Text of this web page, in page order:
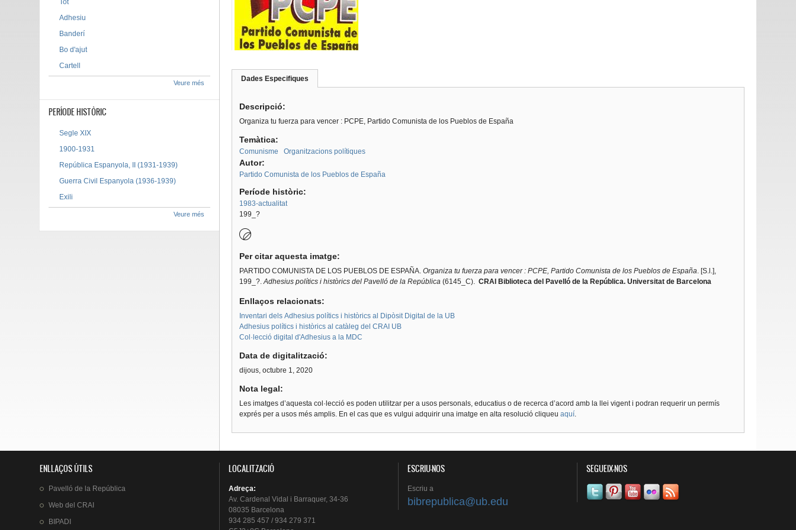
Dades Especifiques
activa)
Descripció:
Organiza tu fuerza para vencer : PCPE, Partido Comunista de los Pueblos de España
Temàtica:
Comunisme Organitzacions polítiques
Autor:
Partido Comunista de los Pueblos de España
Període històric:
1983-actualitat
199_?
Per citar aquesta imatge:
PARTIDO COMUNISTA DE LOS PUEBLOS DE ESPAÑA.Organiza tu fuerza para vencer : PCPE, Partido Comunista de los Pueblos de España. [S.l.],
199_?.Adhesius polítics i històrics del Pavelló de la República(6145_C). CRAI Biblioteca del Pavelló de la República. Universitat de Barcelona
Enllaços relacionats:
Inventari dels Adhesius polítics i històrics al Dipòsit Digital de la UB
Adhesius polítics i històrics al catàleg del CRAI UB
Col·lecció digital d'Adhesius a la MDC
Data de digitalització:
dijous, octubre 1, 2020
Nota legal:
Les imatges d’aquesta col·lecció es poden utilitzar per a usos personals, educatius o de recerca d’acord amb la llei vigent i podran requerir un permís
exprés per a usos més amplis. En el cas que es vulgui adquirir una imatge en alta resolució cliqueu aquí.
Tot
Adhesiu
Banderí
Bo d'ajut
Cartell
Veure més
PERÍODE HISTÒRIC
Segle XIX
1900-1931
República Espanyola, II (1931-1939)
Guerra Civil Espanyola (1936-1939)
Exili
Veure més
ENLLAÇOS ÚTILS
Pavelló de la República
Web delCRAI
BIPADI
LOCALITZACIÓ
Adreça:
Av. Cardenal Vidal i Barraquer, 34-36
08035 Barcelona
934 285 457 / 934 279 371
ESCRIU-NOS
Escriu a
bibrepublica@ub.edu
SEGUEIX-NOS